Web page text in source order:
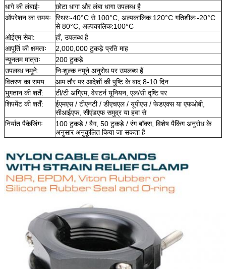
धागे की लंबाईः
छोटा धागा और लंबा धागा उपलब्ध है
ऑपरेशन का समयः
स्थिरः-40°C से 100°C, अल्पकालिक:120°C गतिशीलः-20°C
से 80°C, अल्पकालिक:100°C
ओईएम सेवा:
हाँ, उपलब्ध है
आपूर्ति की क्षमताः
2,000,000 टुकड़े प्रति माह
न्यूनतम मात्राः
200 टुकड़े
उपलब्ध नमूने:
निःशुल्क नमूने अनुरोध पर उपलब्ध हैं
वितरण का समय:
आम तौर पर आदेशों की पुष्टि के बाद 8-10 दिन
भुगतान की शर्तें:
टी/टी अग्रिम, वेस्टर्न यूनियन, एल/सी दृष्टि पर
शिपमेंट की शर्तें:
ईएमएस / टीएनटी / डीएचएल / यूपीएस / फेडएक्स या एफओबी,
सीआईएफ, सीएंडएफ समुद्र या हवा से
निर्यात पैकेजिंगः
100 टुकड़े / बैग, 50 टुकड़े / रंग बॉक्स, विशेष पैकिंग अनुरोध के
अनुसार अनुकूलित किया जा सकता है